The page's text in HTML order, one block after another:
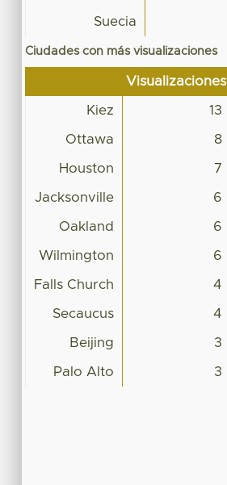
Suecia
Ciudades con más visualizaciones
Visualizaciones
Kiez 13
Ottawa 8
Houston 7
Jacksonville 6
Oakland 6
Wilmington 6
Falls Church 4
Secaucus 4
Beijing 3
Palo Alto 3